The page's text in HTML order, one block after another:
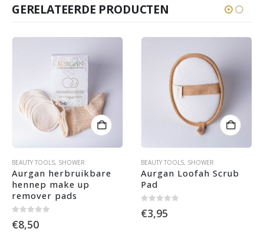
GERELATEERDE PRODUCTEN
BEAUTY TOOLS, SHOWER
Aurgan herbruikbare
hennep make up
remover pads
€8,50
BEAUTY TOOLS, SHOWER
Aurgan Loofah Scrub
Pad
€3,95